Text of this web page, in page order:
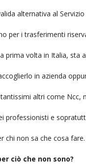
alternativa al
per i trasferimenti
prima volta in Italia, sta
in azienda
altri come Ncc,
professionisti e
chi non sa che cosa
ciò che non sono?